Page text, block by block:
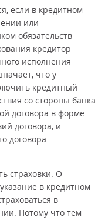
если в кредитном
или
обязательств
кредитор
исполнения
что у
кредитный
со стороны банка
договора в форме
договора, и
договора
страховки. О
в кредитном
в
Потому что тем